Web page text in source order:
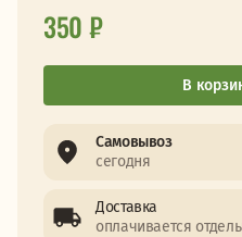
350 ₽
В
Самовывоз
сегодня
Доставка
оплачивается